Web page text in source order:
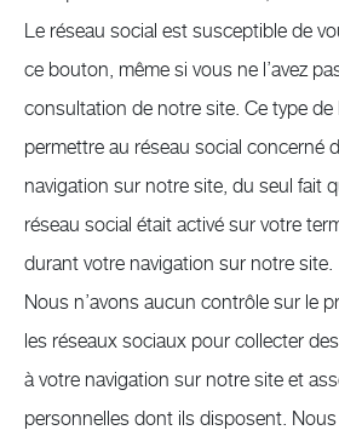
Le réseau social est susceptible de
ce bouton, même si vous ne l’avez
consultation de notre site. Ce type
permettre au réseau social concerné
navigation sur notre site, du seul fait
réseau social était activé sur votre
durant votre navigation sur notre site.
Nous n’avons aucun contrôle sur le
les réseaux sociaux pour collecter
à votre navigation sur notre site et
personnelles dont ils disposent.